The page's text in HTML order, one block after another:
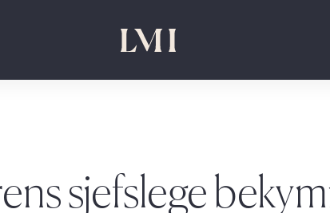
sjefslege